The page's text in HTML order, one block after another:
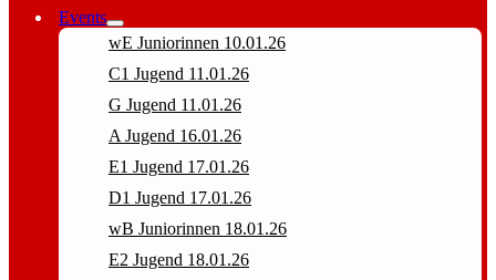
Events
wE Juniorinnen 10.01.26
C1 Jugend 11.01.26
G Jugend 11.01.26
A Jugend 16.01.26
E1 Jugend 17.01.26
D1 Jugend 17.01.26
wB Juniorinnen 18.01.26
E2 Jugend 18.01.26